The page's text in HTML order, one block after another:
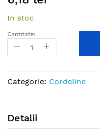
beginning
of
images
In stoc
Cantitate:
Categorie: Cordeline
Detalii